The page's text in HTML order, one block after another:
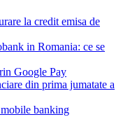
la credit emisa de
in Romania: ce se
Google Pay
din prima jumatate a
banking